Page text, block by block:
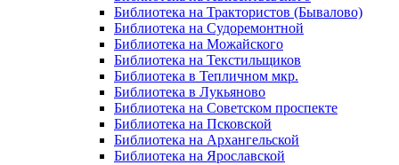
Библиотека на Трактористов (Бывалово)
Библиотека на Судоремонтной
Библиотека на Можайского
Библиотека на Текстильщиков
Библиотека в Тепличном мкр.
Библиотека в Лукьяново
Библиотека на Советском проспекте
Библиотека на Псковской
Библиотека на Архангельской
Библиотека на Ярославской